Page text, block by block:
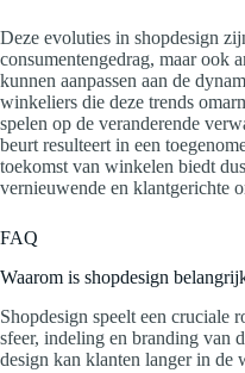
Deze evoluties in shopdesign
consumentengedrag, maar ook
kunnen aanpassen aan de
winkeliers die deze trends
spelen op de veranderende
beurt resulteert in een
toekomst van winkelen biedt
vernieuwende en klantgerichte
FAQ
Waarom is shopdesign
Shopdesign speelt een cruciale
sfeer, indeling en branding van
design kan klanten langer in de